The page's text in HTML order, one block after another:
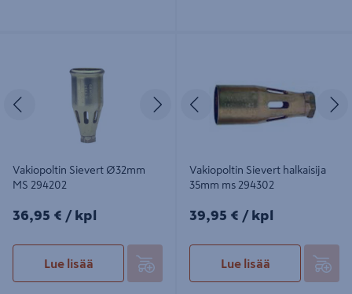
Seuraava
Vakiopoltin Sievert Ø32mm
MS 294202
36,95€/kpl
36,95 € / kpl
Lue lisää
Edellinen
Vakiopoltin Sievert halkaisija
35mm ms 294302
39,95€/kpl
39,95 € / kpl
Lue lisää